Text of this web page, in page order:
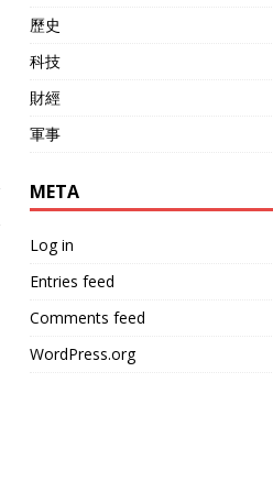
歷史
科技
財經
軍事
META
Log in
Entries feed
Comments feed
WordPress.org